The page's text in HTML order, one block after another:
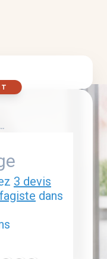
3 devis
dans